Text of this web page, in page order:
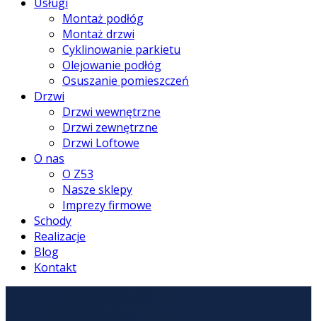
Montaż podłóg
Montaż drzwi
Cyklinowanie parkietu
Olejowanie podłóg
Osuszanie pomieszczeń
Drzwi
Drzwi wewnętrzne
Drzwi zewnętrzne
Drzwi Loftowe
O nas
O Z53
Nasze sklepy
Imprezy firmowe
Schody
Realizacje
Blog
Kontakt